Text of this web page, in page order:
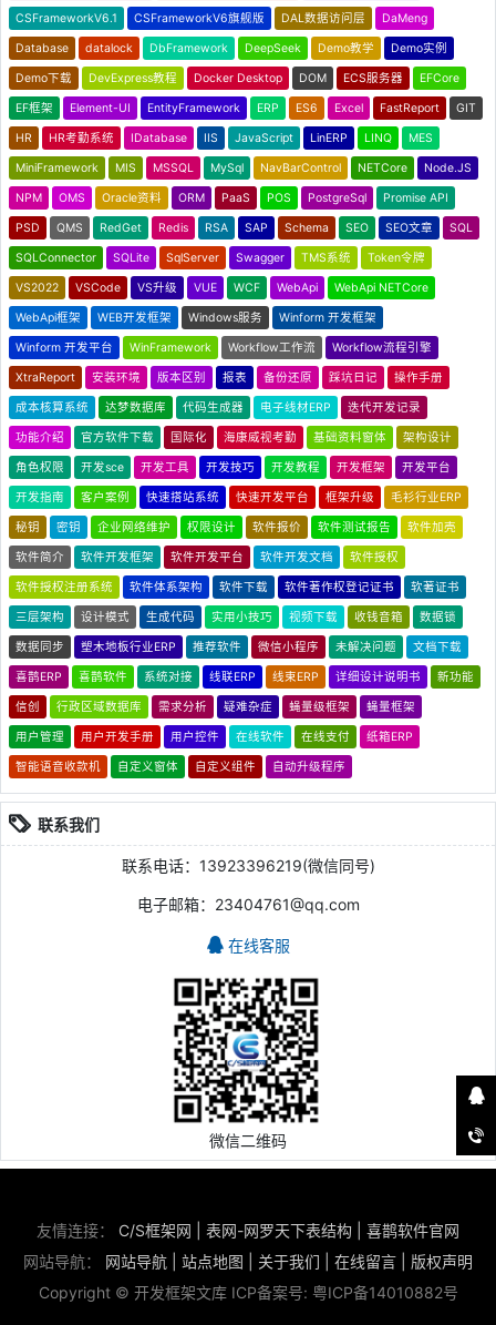
CSFrameworkV6.1 CSFrameworkV6旗舰版 DAL数据访问层 DaMeng
Database datalock DbFramework DeepSeek Demo教学 Demo实例
Demo下载 DevExpress教程 Docker Desktop DOM ECS服务器 EFCore
EF框架 Element-UI EntityFramework ERP ES6 Excel FastReport GIT
HR HR考勤系统 IDatabase IIS JavaScript LinERP LINQ MES
MiniFramework MIS MSSQL MySql NavBarControl NETCore Node.JS
NPM OMS Oracle资料 ORM PaaS POS PostgreSql Promise API
PSD QMS RedGet Redis RSA SAP Schema SEO SEO文章 SQL
SQLConnector SQLite SqlServer Swagger TMS系统 Token令牌
VS2022 VSCode VS升级 VUE WCF WebApi WebApi NETCore
WebApi框架 WEB开发框架 Windows服务 Winform 开发框架
Winform 开发平台 WinFramework Workflow工作流 Workflow流程引擎
XtraReport 安装环境 版本区别 报表 备份还原 踩坑日记 操作手册
成本核算系统 达梦数据库 代码生成器 电子线材ERP 迭代开发记录
功能介绍 官方软件下载 国际化 海康威视考勤 基础资料窗体 架构设计
角色权限 开发sce 开发工具 开发技巧 开发教程 开发框架 开发平台
开发指南 客户案例 快速搭站系统 快速开发平台 框架升级 毛衫行业ERP
秘钥 密钥 企业网络维护 权限设计 软件报价 软件测试报告 软件加壳
软件简介 软件开发框架 软件开发平台 软件开发文档 软件授权
软件授权注册系统 软件体系架构 软件下载 软件著作权登记证书 软著证书
三层架构 设计模式 生成代码 实用小技巧 视频下载 收钱音箱 数据锁
数据同步 塑木地板行业ERP 推荐软件 微信小程序 未解决问题 文档下载
喜鹊ERP 喜鹊软件 系统对接 线联ERP 线束ERP 详细设计说明书 新功能
信创 行政区域数据库 需求分析 疑难杂症 蝇量级框架 蝇量框架
用户管理 用户开发手册 用户控件 在线软件 在线支付 纸箱ERP
智能语音收款机 自定义窗体 自定义组件 自动升级程序
联系我们
联系电话：13923396219(微信同号)
电子邮箱：23404761@qq.com
在线客服
微信二维码
友情连接： C/S框架网 表网-网罗天下表结构
喜鹊软件官网
网站导航： 网站导航 站点地图 关于我们 在线留言
版权声明
Copyright © 开发框架文库 ICP备案号: 粤ICP备14010882号